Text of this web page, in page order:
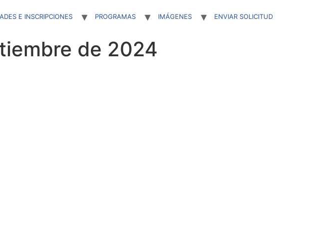
E INSCRIPCIONES PROGRAMAS IMÁGENES ENVIAR SOLICITUD
de 2024